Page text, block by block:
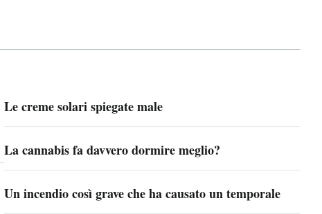
Le creme solari spiegate male
La cannabis fa davvero dormire meglio?
Un incendio così grave che ha causato un temporale